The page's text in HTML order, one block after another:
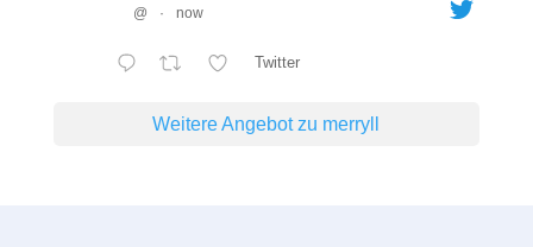
@ · now
Twitter
Weitere Angebot zu merryll